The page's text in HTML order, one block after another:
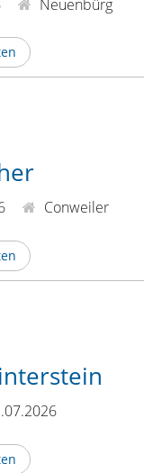
Neuenbürg
Conweiler